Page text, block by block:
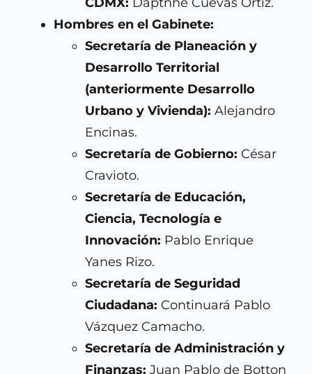
Hombres en el Gabinete:
Secretaría de Planeación y
Desarrollo Territorial
(anteriormente Desarrollo
Urbano y Vivienda): Alejandro
Encinas.
Secretaría de Gobierno: César
Cravioto.
Secretaría de Educación,
Ciencia, Tecnología e
Innovación: Pablo Enrique
Yanes Rizo.
Secretaría de Seguridad
Ciudadana: Continuará Pablo
Vázquez Camacho.
Secretaría de Administración y
Finanzas: Juan Pablo de Botton